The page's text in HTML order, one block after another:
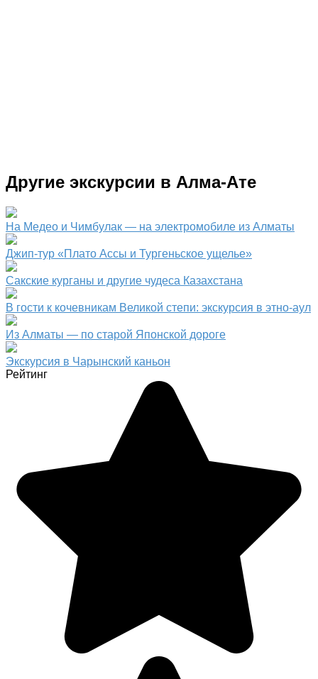
Другие экскурсии в Алма-Ате
На Медео и Чимбулак — на электромобиле из Алматы
Джип-тур «Плато Ассы и Тургеньское ущелье»
Сакские курганы и другие чудеса Казахстана
В гости к кочевникам Великой степи: экскурсия в этно-аул
Из Алматы — по старой Японской дороге
Экскурсия в Чарынский каньон
Рейтинг